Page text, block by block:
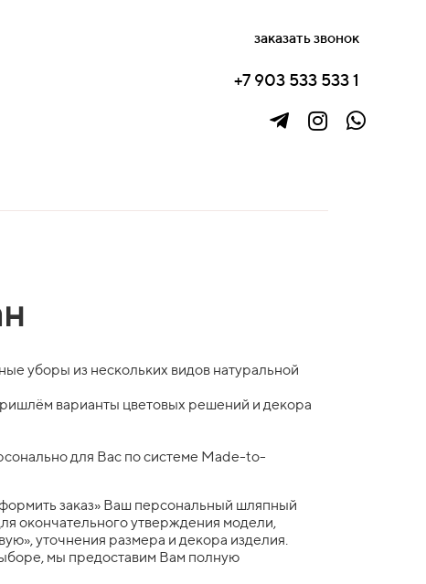
заказать звонок
+7 903 533 533 1
уборы из нескольких видов натуральной
варианты цветовых решений и декора
для Вас по системе Made-to-
заказ» Ваш персональный шляпный
окончательного утверждения модели,
уточнения размера и декора изделия.
мы предоставим Вам полную